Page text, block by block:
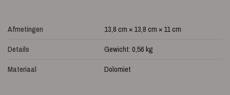
Afmetingen
13,8 cm × 13,8 cm × 11 cm
Details
Gewicht: 0,56 kg
Materiaal
Dolomiet